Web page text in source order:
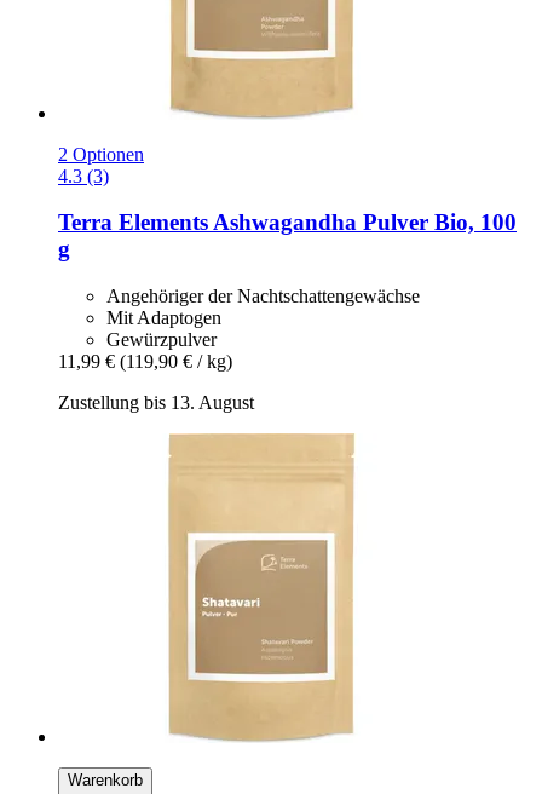
2 Optionen
4.3 (3)
Terra ElementsAshwagandha Pulver Bio, 100
g
Angehöriger der Nachtschattengewächse
Mit Adaptogen
Gewürzpulver
11,99 € (119,90 € / kg)
Zustellung bis 13. August
Warenkorb